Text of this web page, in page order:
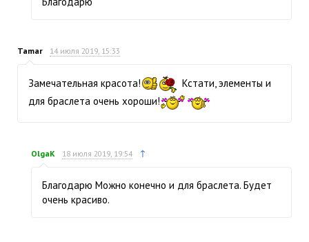
Tamar 14 июля 2019, 15:33
Замечательная красота!
Кстати, элементы и
для браслета очень хороши!
OlgaK 18 июля 2019, 19:54 ↑
Благодарю Можно конечно и для браслета. Будет
очень красиво.